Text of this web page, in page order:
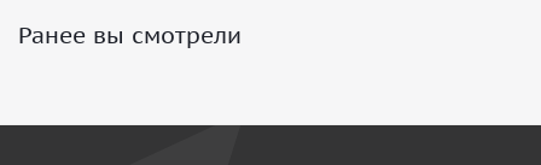
Ранее вы смотрели